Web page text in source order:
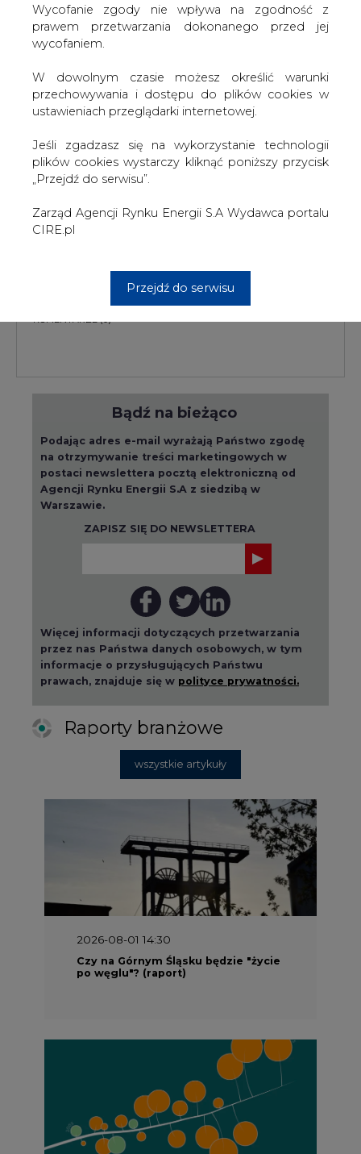
Wycofanie zgody nie wpływa na zgodność z
prawem przetwarzania dokonanego przed jej
wycofaniem.
W dowolnym czasie możesz określić warunki
przechowywania i dostępu do plików cookies w
ustawieniach przeglądarki internetowej.
Jeśli zgadzasz się na wykorzystanie technologii
plików cookies wystarczy kliknąć poniższy przycisk
„Przejdź do serwisu”.
Zarząd Agencji Rynku Energii S.A Wydawca portalu
CIRE.pl
Przejdź do serwisu
TREŚĆ KOMENTARZA
PODPIS
Przesłanie komentarza oznacza akceptację zasad korzystania z portalu
cire.pl
Bądź na bieżąco
Podając adres e-mail wyrażają Państwo zgodę
na otrzymywanie treści marketingowych w
postaci newslettera pocztą elektroniczną od
Agencji Rynku Energii S.A z siedzibą w
Warszawie.
ZAPISZ SIĘ DO NEWSLETTERA
Więcej informacji dotyczących przetwarzania
przez nas Państwa danych osobowych, w tym
informacje o przysługujących Państwu
prawach, znajduje się w polityce prywatności.
Raporty branżowe
wszystkie artykuły
2026-08-01 14:30
Czy na Górnym Śląsku będzie "życie
po węglu"? (raport)